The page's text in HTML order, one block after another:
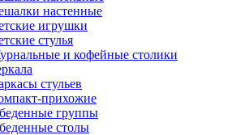
настенные
игрушки
стулья
и кофейные столики
стульев
прихожие
группы
столы